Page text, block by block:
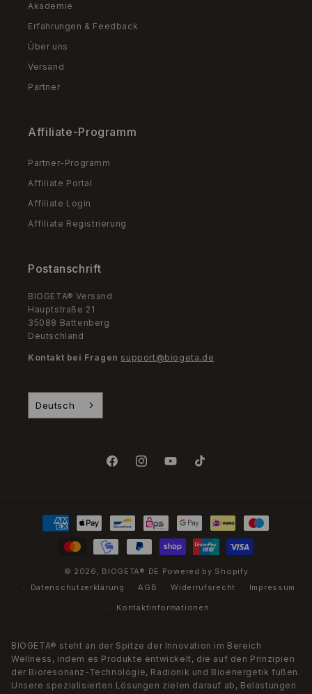
Akademie
Erfahrungen & Feedback
Über uns
Versand
Partner
Affiliate-Programm
Partner-Programm
Affiliate Portal
Affiliate Login
Affiliate Registrierung
Postanschrift
BIOGETA® Versand
Hauptstraße 21
35088 Battenberg
Deutschland
Kontakt bei Fragen support@biogeta.de
Deutsch
FacebookInstagramYouTubeTikTok
Zahlungsmethoden
© 2026, BIOGETA® DE Powered by Shopify
Datenschutzerklärung
AGB Widerrufsrecht Impressum
Kontaktinformationen
BIOGETA® steht an der Spitze der Innovation im Bereich
Wellness, indem es Produkte entwickelt, die auf den Prinzipien
der Bioresonanz-Technologie, Radionik und Bioenergetik fußen.
Unsere spezialisierten Lösungen zielen darauf ab, Belastungen